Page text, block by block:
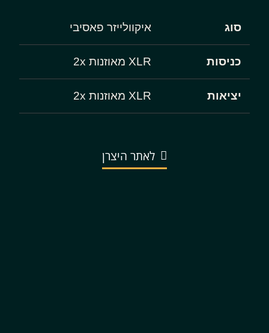
סוג איקוולייזר פאסיבי
כניסות XLR מאוזנות 2x
יציאות XLR מאוזנות 2x
לאתר היצרן